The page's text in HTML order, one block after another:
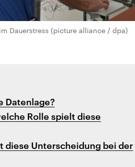
Dauerstress (picture alliance / dpa)
Datenlage?
Rolle spielt diese
diese Unterscheidung bei der